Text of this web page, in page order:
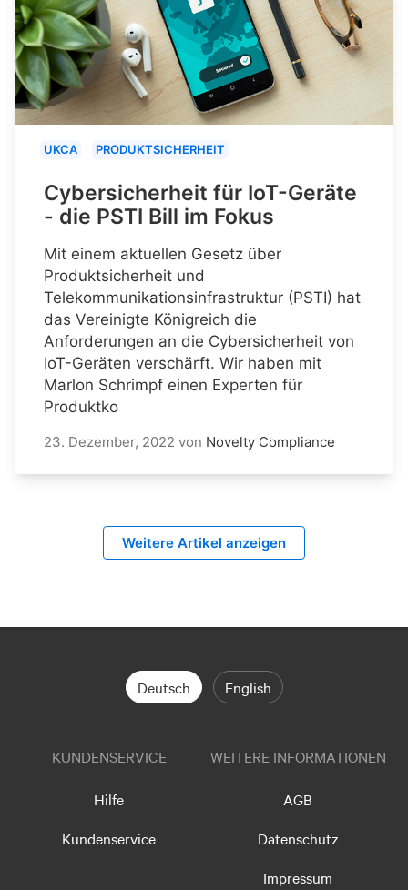
UKCA PRODUKTSICHERHEIT
Cybersicherheit für IoT-Geräte
- die PSTI Bill im Fokus
Mit einem aktuellen Gesetz über
Produktsicherheit und
Telekommunikationsinfrastruktur (PSTI) hat
das Vereinigte Königreich die
Anforderungen an die Cybersicherheit von
IoT-Geräten verschärft. Wir haben mit
Marlon Schrimpf einen Experten für
Produktko
23. Dezember, 2022 von Novelty Compliance
Weitere Artikel anzeigen
Deutsch English
KUNDENSERVICE
Hilfe
Kundenservice
WEITERE INFORMATIONEN
AGB
Datenschutz
Impressum